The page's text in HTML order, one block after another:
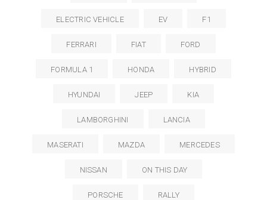
ELECTRIC VEHICLE EV F1
FERRARI FIAT FORD
FORMULA 1 HONDA HYBRID
HYUNDAI JEEP KIA
LAMBORGHINI LANCIA
MASERATI MAZDA MERCEDES
NISSAN ON THIS DAY
PORSCHE RALLY